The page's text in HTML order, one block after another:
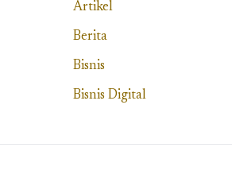
Artikel
Berita
Bisnis
Bisnis Digital